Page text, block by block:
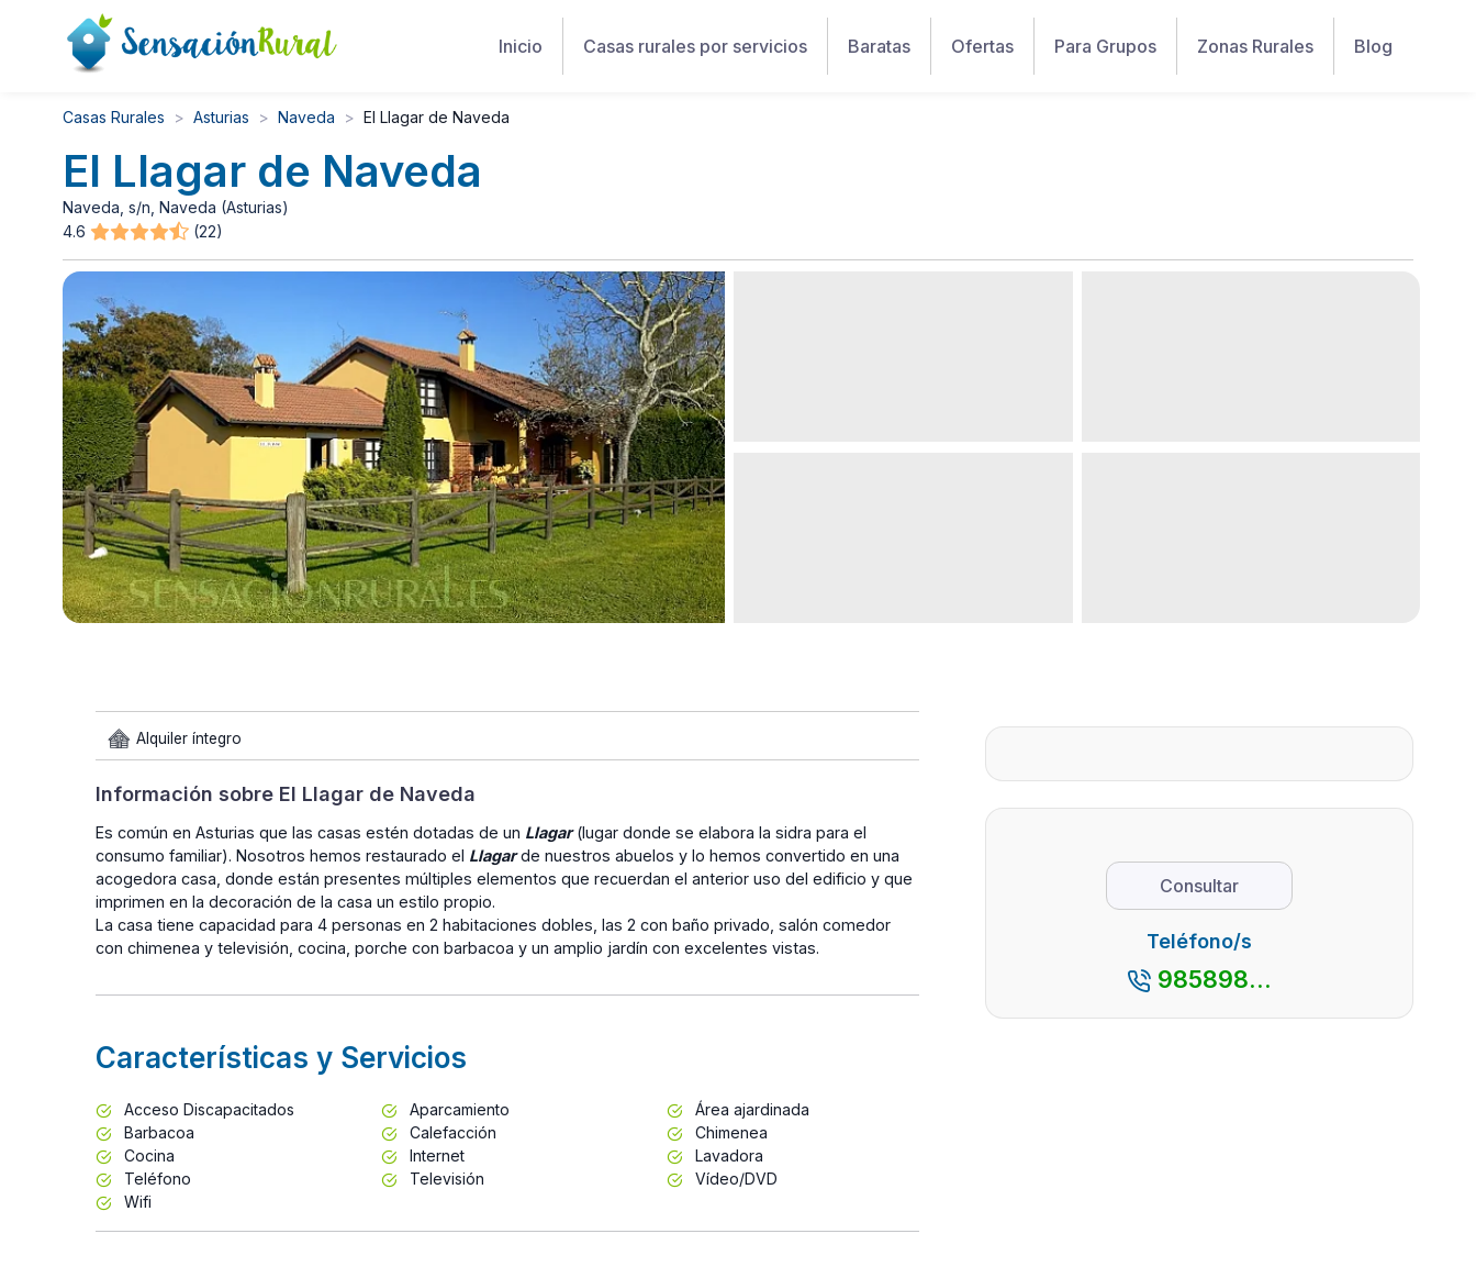
Inicio Casas rurales por servicios Baratas Ofertas Para Grupos Zonas Rurales Blog
Casas Rurales Asturias Naveda El Llagar de Naveda
El Llagar de Naveda
Naveda, s/n, Naveda (Asturias)
4.6
(22)
Alquiler íntegro
Información sobre El Llagar de Naveda
Es común en Asturias que las casas estén dotadas de un Llagar(lugar donde se elabora la sidra para el
consumo familiar). Nosotros hemos restaurado el Llagarde nuestros abuelos y lo hemos convertido en una
acogedora casa, donde están presentes múltiples elementos que recuerdan el anterior uso del edificio y que
imprimen en la decoración de la casa un estilo propio.
La casa tiene capacidad para 4 personas en 2 habitaciones dobles, las 2 con baño privado, salón comedor
con chimenea y televisión, cocina, porche con barbacoa y un amplio jardín con excelentes vistas.
Características y Servicios
Acceso Discapacitados Aparcamiento
Área ajardinada
Barbacoa
Calefacción
Chimenea
Cocina
Internet
Lavadora
Teléfono
Televisión
Vídeo/DVD
Wifi
Consultar
Teléfono/s
985898...